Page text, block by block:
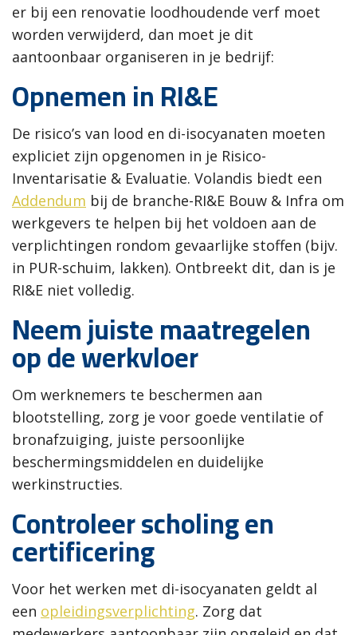
er bij een renovatie loodhoudende verf moet
worden verwijderd, dan moet je dit
aantoonbaar organiseren in je bedrijf:
Opnemen in RI&E
De risico’s van lood en di-isocyanaten moeten
expliciet zijn opgenomen in je Risico-
Inventarisatie & Evaluatie. Volandis biedt een
Addendum bij de branche-RI&E Bouw & Infra om
werkgevers te helpen bij het voldoen aan de
verplichtingen rondom gevaarlijke stoffen (bijv.
in PUR-schuim, lakken). Ontbreekt dit, dan is je
RI&E niet volledig.
Neem juiste maatregelen
op de werkvloer
Om werknemers te beschermen aan
blootstelling, zorg je voor goede ventilatie of
bronafzuiging, juiste persoonlijke
beschermingsmiddelen en duidelijke
werkinstructies.
Controleer scholing en
certificering
Voor het werken met di-isocyanaten geldt al
een opleidingsverplichting. Zorg dat